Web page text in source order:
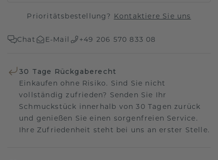
Prioritätsbestellung? Kontaktiere Sie uns
Chat E-Mail +49 206 570 833 08
30 Tage Rückgaberecht
Einkaufen ohne Risiko. Sind Sie nicht
vollständig zufrieden? Senden Sie Ihr
Schmuckstück innerhalb von 30 Tagen zurück
und genießen Sie einen sorgenfreien Service.
Ihre Zufriedenheit steht bei uns an erster Stelle.